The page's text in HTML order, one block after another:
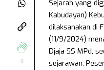
0
Sejarah yang
Kabudayan)
dilaksanakan di
(11/9/2024)
Djaja SS MPd,
sejarawan.